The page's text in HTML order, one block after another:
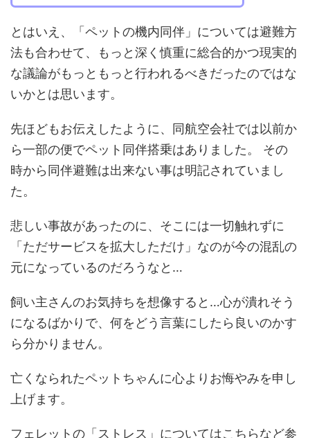
とはいえ、「ペットの機内同伴」については避難方
法も合わせて、もっと深く慎重に総合的かつ現実的
な議論がもっともっと行われるべきだったのではな
いかとは思います。
先ほどもお伝えしたように、同航空会社では以前か
ら一部の便でペット同伴搭乗はありました。 その
時から同伴避難は出来ない事は明記されていまし
た。
悲しい事故があったのに、そこには一切触れずに
「ただサービスを拡大しただけ」なのが今の混乱の
元になっているのだろうなと…
飼い主さんのお気持ちを想像すると…心が潰れそう
になるばかりで、何をどう言葉にしたら良いのかす
ら分かりません。
亡くなられたペットちゃんに心よりお悔やみを申し
上げます。
フェレットの「ストレス」についてはこちらなど参